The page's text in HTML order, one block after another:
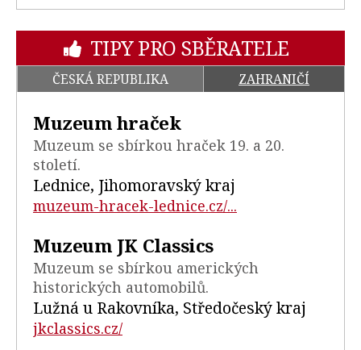
TIPY PRO SBĚRATELE
ČESKÁ REPUBLIKA ZAHRANIČÍ
Muzeum hraček
Muzeum se sbírkou hraček 19. a 20.
století.
Lednice, Jihomoravský kraj
muzeum-hracek-lednice.cz/...
Muzeum JK Classics
Muzeum se sbírkou amerických
historických automobilů.
Lužná u Rakovníka, Středočeský kraj
jkclassics.cz/